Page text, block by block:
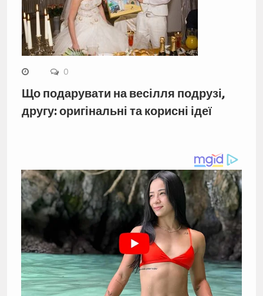
0
Що подарувати на весілля подрузі,
другу: оригінальні та корисні ідеї